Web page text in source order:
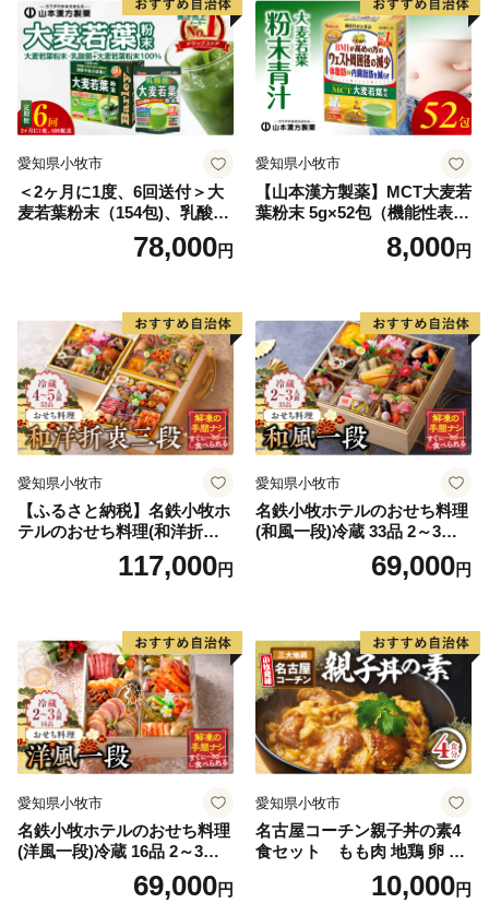
川を渡る勇ましい祭り。一方の山口八幡神社の祭礼は6
台の屋台と神輿が登場。屋台をぶつけ合いながら印南港
まで御渡、浜辺では雑賀踊りや奴踊り、獅子舞が奉納さ
れます。
愛知県小牧市
＜2ヶ月に1度、6回送付＞大
麦若葉粉末（154包)、乳酸菌
+大麦若葉粉末（7包) 山本
78,000円
愛知県小牧市
【山本漢方製薬】MCT大麦若
葉粉末 5g×52包（機能性表示
8,000円
愛知県小牧市
【ふるさと納税】名鉄小牧ホ
テルのおせち料理(和洋折衷
三段)冷蔵 52品 4～5人前 202
7年 【数量限定 お申込期限1
料理 小牧市 お節 冷蔵おせち
人気 新春 迎春おせち 定番お
せち 本格おせち 和洋折衷お
せち 縁起物おせち 12月31日
お届け お正月 お取り寄せ
117,000円
愛知県小牧市
名鉄小牧ホテルのおせち料理
(和風一段)冷蔵 33品 2～3人
前 2027年【数量限定 お申込
期限12/15】 解凍不要 ホテル
人気 新春 迎春おせち 定番お
せち 本格おせち 和風おせち
縁起物おせち 12月31日 お届
け お正月 お取り寄せ
69,000円
愛知県小牧市
名鉄小牧ホテルのおせち料理
(洋風一段)冷蔵 16品 2～3人
前 2027年【数量限定 お申込
期限12/15】 解凍不要 ホテル
69,000円
愛知県小牧市
名古屋コーチン親子丼の素4
食セット もも肉 地鶏 卵 鶏
10,000円